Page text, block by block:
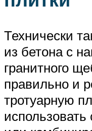
Технически
из бетона с
гранитного
правильно и
тротуарную